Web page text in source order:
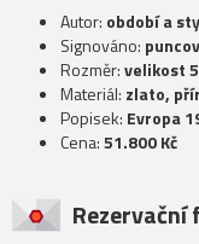
Autor: období a
Signováno:
Rozměr:velikost
Materiál: zlato,
Popisek: Evropa
Cena:51.800 Kč